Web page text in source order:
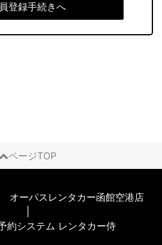
登録手続きへ
ページTOP
ーパスレンタカー函館空港店
約システム レンタカー侍